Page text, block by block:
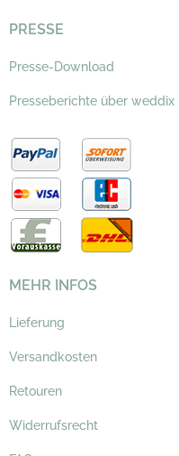
PRESSE
Presse-Download
Presseberichte über weddix
MEHR INFOS
Lieferung
Versandkosten
Retouren
Widerrufsrecht